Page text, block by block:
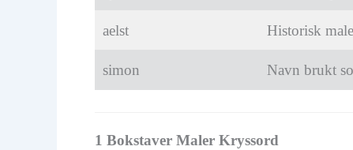
aelst Historisk
simon Navn brukt
1 Bokstaver Maler Kryssord